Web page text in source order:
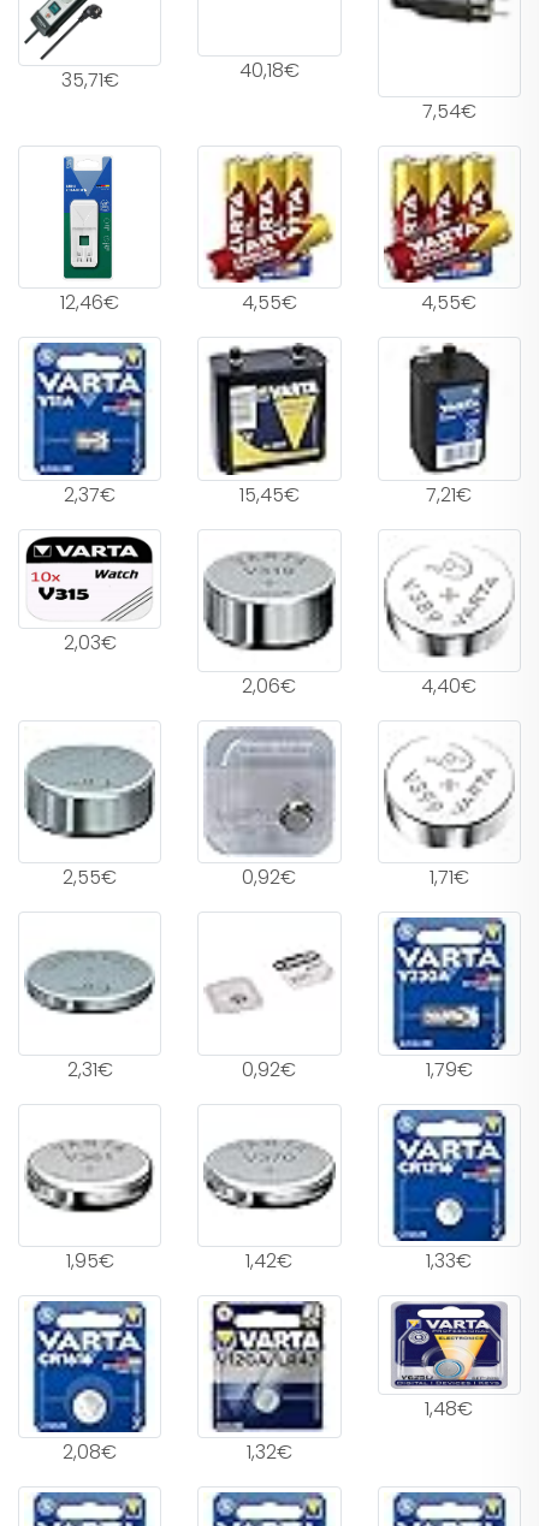
35,71€
40,18€
7,54€
12,46€ 4,55€ 4,55€
2,37€ 15,45€ 7,21€
2,03€
2,06€
4,40€
2,55€ 0,92€ 1,71€
2,31€ 0,92€ 1,79€
1,95€ 1,42€ 1,33€
2,08€ 1,32€
1,48€